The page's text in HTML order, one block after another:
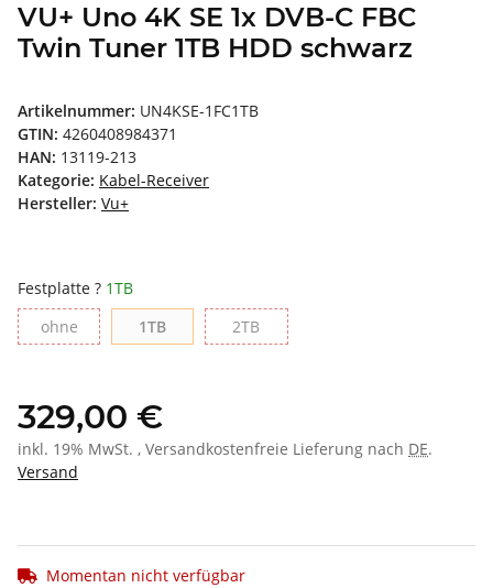
VU+ Uno 4K SE 1x DVB-C FBC
Twin Tuner 1TB HDD schwarz
Artikelnummer: UN4KSE-1FC1TB
GTIN: 4260408984371
HAN: 13119-213
Kategorie: Kabel-Receiver
Hersteller: Vu+
Festplatte ? 1TB
ohneohne 1TB1TB 2TB2TB
329,00 €
inkl. 19% MwSt. , Versandkostenfreie Lieferung nach DE.
Versand
Momentan nicht verfügbar